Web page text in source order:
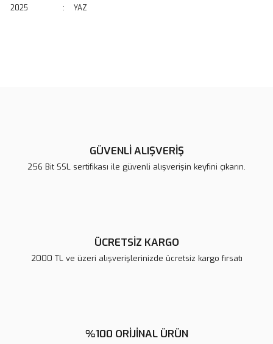
2025 : YAZ
Ürün açıklamasında eksik bilgiler bulunuyor.
GÜVENLİ ALIŞVERİŞ
256 Bit SSL sertifikası ile güvenli alışverişin keyfini çıkarın.
ÜCRETSİZ KARGO
2000 TL ve üzeri alışverişlerinizde ücretsiz kargo fırsatı
%100 ORİJİNAL ÜRÜN